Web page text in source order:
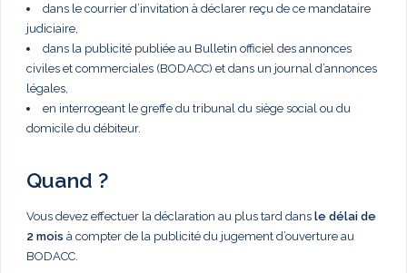
dans le courrier d’invitation à déclarer reçu de ce mandataire
judiciaire,
dans la publicité publiée au Bulletin officiel des annonces
civiles et commerciales (BODACC) et dans un journal d’annonces
légales,
en interrogeant le greffe du tribunal du siège social ou du
domicile du débiteur.
Quand ?
Vous devez effectuer la déclaration au plus tard dans le délai de
2 mois à compter de la publicité du jugement d’ouverture au
BODACC.